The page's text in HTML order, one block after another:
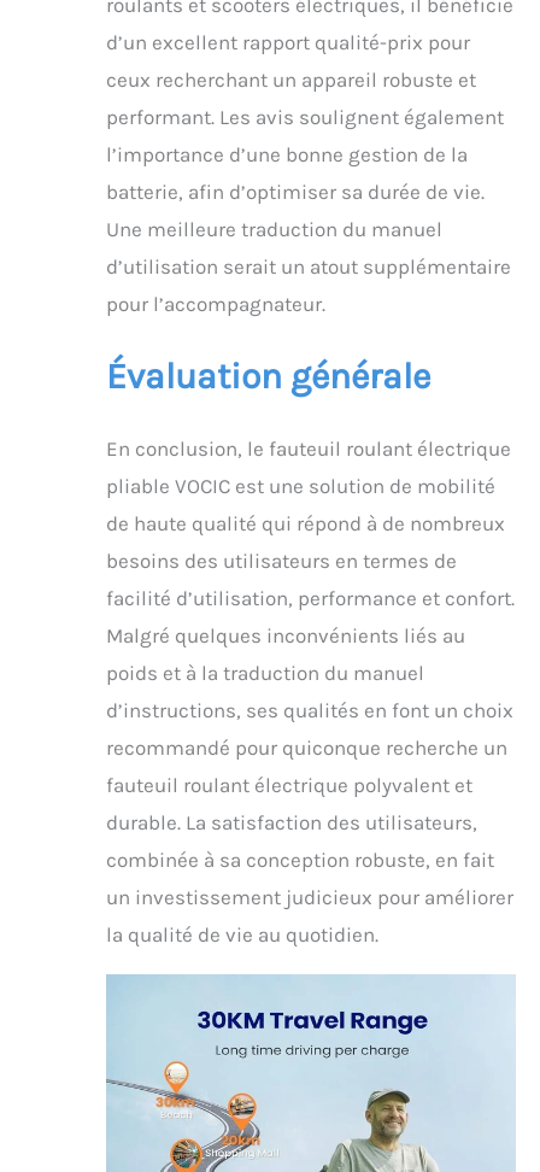
supplémentaire
garantit un voyage en
fauteuil roulant pèse
34,35 kg. Il se plie
78*40*72 cm et peut
être facilement rangé
dans la plupart des
coffres de voiture.
【Installation facile et
besoin que de quelques
étapes
5 ans, afin que vous
tranquille après l'achat
simples pour l'utiliser.
extra , et l'équipe après-
vente professionnelle
est là pour vous. Tous
les problèmes seront
résolus dans les 24
heures.
d’un excellent rapport qualité-prix pour
ceux recherchant un appareil robuste et
performant. Les avis soulignent également
l’importance d’une bonne gestion de la
batterie, afin d’optimiser sa durée de vie.
Une meilleure traduction du manuel
d’utilisation serait un atout supplémentaire
pour l’accompagnateur.
Évaluation générale
En conclusion, le fauteuil roulant électrique
pliable VOCIC est une solution de mobilité
de haute qualité qui répond à de nombreux
besoins des utilisateurs en termes de
facilité d’utilisation, performance et confort.
Malgré quelques inconvénients liés au
poids et à la traduction du manuel
d’instructions, ses qualités en font un choix
recommandé pour quiconque recherche un
fauteuil roulant électrique polyvalent et
durable. La satisfaction des utilisateurs,
combinée à sa conception robuste, en fait
un investissement judicieux pour améliorer
la qualité de vie au quotidien.